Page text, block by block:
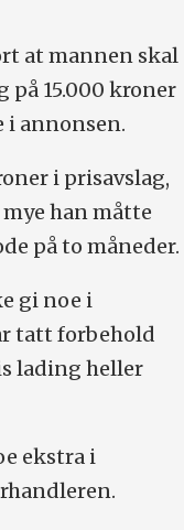
at mannen skal
på 15.000 kroner
annonsen.
i prisavslag,
han måtte
på to måneder.
gi noe i
tatt forbehold
lading heller
ekstra i